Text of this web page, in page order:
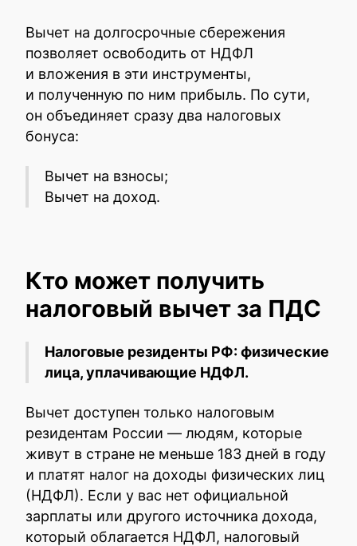
Вычет на долгосрочные сбережения
позволяет освободить от НДФЛ
и вложения в эти инструменты,
и полученную по ним прибыль. По сути,
он объединяет сразу два налоговых
бонуса:
Вычет на взносы;
Вычет на доход.
Кто может получить
налоговый вычет за ПДС
Налоговые резиденты РФ: физические
лица, уплачивающие НДФЛ.
Вычет доступен только налоговым
резидентам России — людям, которые
живут в стране не меньше 183 дней в году
и платят налог на доходы физических лиц
(НДФЛ). Если у вас нет официальной
зарплаты или другого источника дохода,
который облагается НДФЛ, налоговый